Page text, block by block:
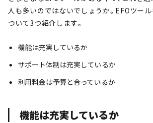
人も多いのではないでしょうか。EFOツー
ついて3つ紹介します。
機能は充実しているか
サポート体制は充実しているか
利用料金は予算と合っているか
機能は充実しているか